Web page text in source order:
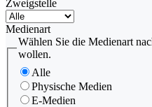
Zweigstelle
Medienart
Wählen Sie die Medienart
wollen.
Alle
Physische Medien
E-Medien